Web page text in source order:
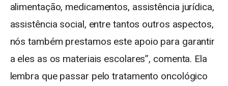
alimentação, medicamentos, assistência jurídica,
assistência social, entre tantos outros aspectos,
nós também prestamos este apoio para garantir
a eles as os materiais escolares”, comenta. Ela
lembra que passar pelo tratamento oncológico